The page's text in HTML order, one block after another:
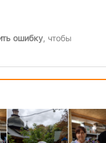
ошибку, чтобы